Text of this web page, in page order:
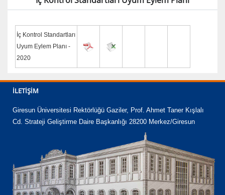
İç Kontrol Standartları
Uyum Eylem Planı -
2020
İLETIŞIM
Giresun Üniversitesi Rektörlüğü Gaziler, Prof. Ahmet Taner Kışlalı
Cd. Strateji Geliştirme Daire Başkanlığı 28200 Merkez/Giresun